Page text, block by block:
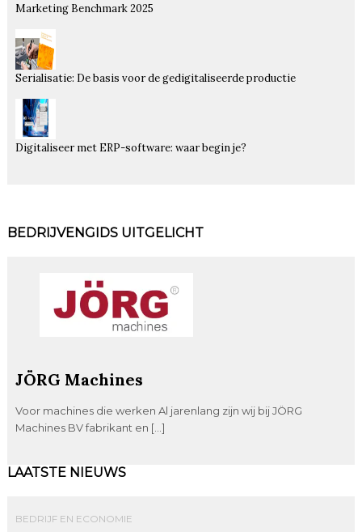
Marketing Benchmark 2025
Serialisatie: De basis voor de gedigitaliseerde productie
Digitaliseer met ERP-software: waar begin je?
BEDRIJVENGIDS UITGELICHT
JÖRG Machines
Voor machines die werken Al jarenlang zijn wij bij JÖRG
Machines BV fabrikant en […]
LAATSTE NIEUWS
BEDRIJF EN ECONOMIE